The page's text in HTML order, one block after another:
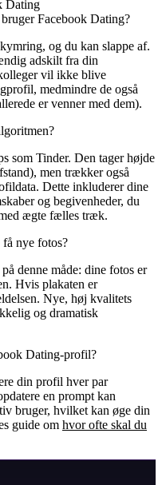
Dating
Facebook Dating?
og du kan slappe af.
adskilt fra din
vil ikke blive
medmindre de også
er venner med dem).
som Tinder. Den tager højde
men trækker også
Dette inkluderer dine
og begivenheder, du
ægte fælles træk.
nye fotos?
denne måde: dine fotos er
Hvis plakaten er
Nye, høj kvalitets
og dramatisk
Dating-profil?
din profil hver par
en prompt kan
bruger, hvilket kan øge din
guide om hvor ofte skal du